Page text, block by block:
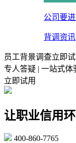
公司要
背调资讯
员工背景调查立即试
专人答疑 | 一站式体
立即试用
让职业信用
400-860-7765